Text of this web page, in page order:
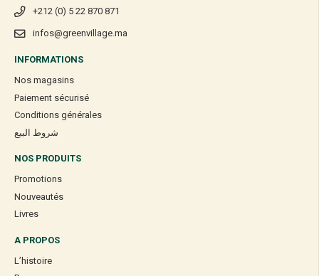
+212 (0) 5 22 870 871
infos@greenvillage.ma
INFORMATIONS
Nos magasins
Paiement sécurisé
Conditions générales
شروط البيع
NOS PRODUITS
Promotions
Nouveautés
Livres
A PROPOS
L’histoire